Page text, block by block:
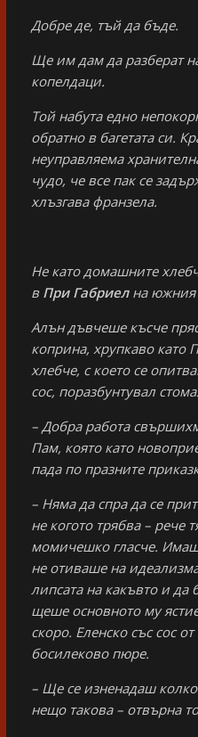
Добре де, тъй да бъде.
Ще им дам да разберат
копелдаци.
Той набута едно
обратно в багетата си.
неуправляема
чудо, че все пак се
хлъзгава франзела.
Не като домашните
в При Габриелна южния
Алън дъвчеше късче
коприна, хрупкаво като
хлебче, с което се
сос, поразбунтувал
– Добра работа
Пам, която като
пада по празните
– Няма да спра да се
не когото трябва – рече
момичешко гласче.
не отиваше на
липсата на какъвто и
щеше основното му
скоро. Еленско със сос
босилеково пюре.
– Ще се изненадаш
нещо такова – отвърна